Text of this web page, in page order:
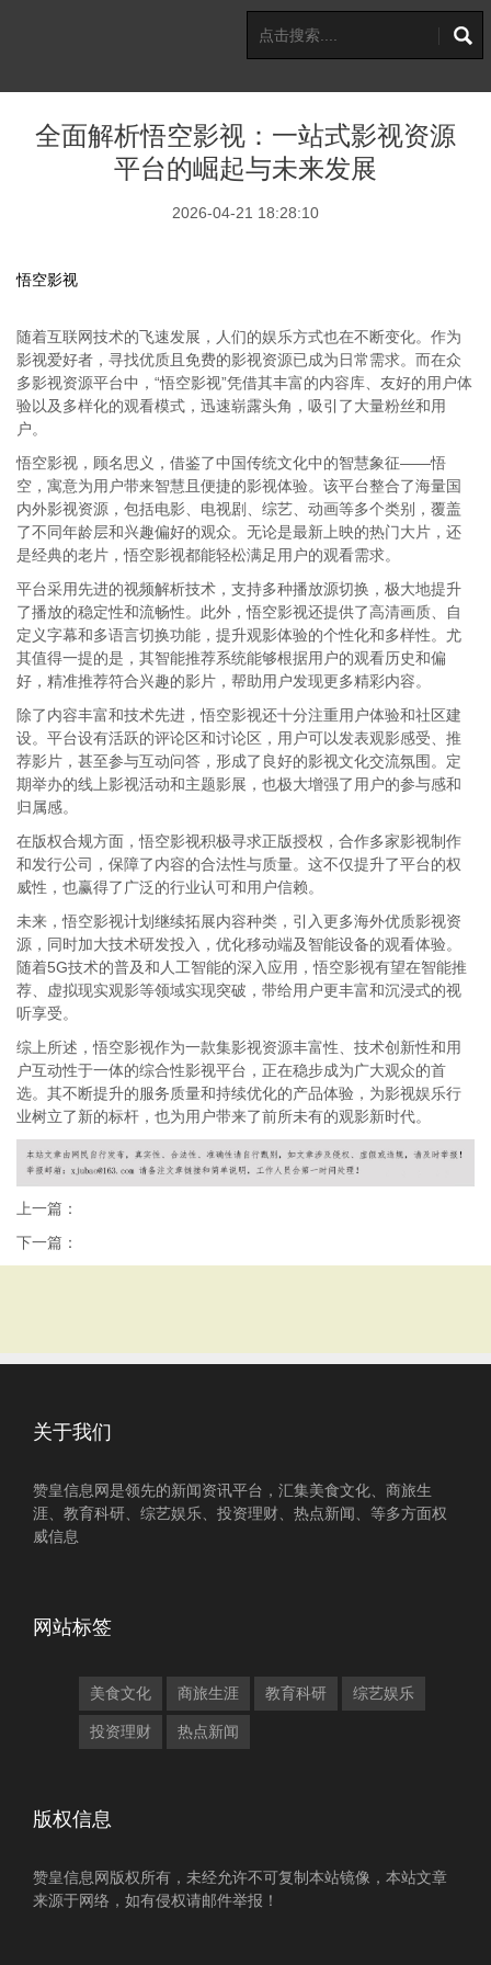
全面解析悟空影视：一站式影视资源
平台的崛起与未来发展
2026-04-21 18:28:10
悟空影视
随着互联网技术的飞速发展，人们的娱乐方式也在不断变化。作为
影视爱好者，寻找优质且免费的影视资源已成为日常需求。而在众
多影视资源平台中，“悟空影视”凭借其丰富的内容库、友好的用户体
验以及多样化的观看模式，迅速崭露头角，吸引了大量粉丝和用
户。
悟空影视，顾名思义，借鉴了中国传统文化中的智慧象征——悟
空，寓意为用户带来智慧且便捷的影视体验。该平台整合了海量国
内外影视资源，包括电影、电视剧、综艺、动画等多个类别，覆盖
了不同年龄层和兴趣偏好的观众。无论是最新上映的热门大片，还
是经典的老片，悟空影视都能轻松满足用户的观看需求。
平台采用先进的视频解析技术，支持多种播放源切换，极大地提升
了播放的稳定性和流畅性。此外，悟空影视还提供了高清画质、自
定义字幕和多语言切换功能，提升观影体验的个性化和多样性。尤
其值得一提的是，其智能推荐系统能够根据用户的观看历史和偏
好，精准推荐符合兴趣的影片，帮助用户发现更多精彩内容。
除了内容丰富和技术先进，悟空影视还十分注重用户体验和社区建
设。平台设有活跃的评论区和讨论区，用户可以发表观影感受、推
荐影片，甚至参与互动问答，形成了良好的影视文化交流氛围。定
期举办的线上影视活动和主题影展，也极大增强了用户的参与感和
归属感。
在版权合规方面，悟空影视积极寻求正版授权，合作多家影视制作
和发行公司，保障了内容的合法性与质量。这不仅提升了平台的权
威性，也赢得了广泛的行业认可和用户信赖。
未来，悟空影视计划继续拓展内容种类，引入更多海外优质影视资
源，同时加大技术研发投入，优化移动端及智能设备的观看体验。
随着5G技术的普及和人工智能的深入应用，悟空影视有望在智能推
荐、虚拟现实观影等领域实现突破，带给用户更丰富和沉浸式的视
听享受。
综上所述，悟空影视作为一款集影视资源丰富性、技术创新性和用
户互动性于一体的综合性影视平台，正在稳步成为广大观众的首
选。其不断提升的服务质量和持续优化的产品体验，为影视娱乐行
业树立了新的标杆，也为用户带来了前所未有的观影新时代。
上一篇：
下一篇：
关于我们
赞皇信息网是领先的新闻资讯平台，汇集美食文化、商旅生
涯、教育科研、综艺娱乐、投资理财、热点新闻、等多方面权
威信息
网站标签
美食文化 商旅生涯 教育科研 综艺娱乐
投资理财 热点新闻
版权信息
赞皇信息网版权所有，未经允许不可复制本站镜像，本站文章
来源于网络，如有侵权请邮件举报！